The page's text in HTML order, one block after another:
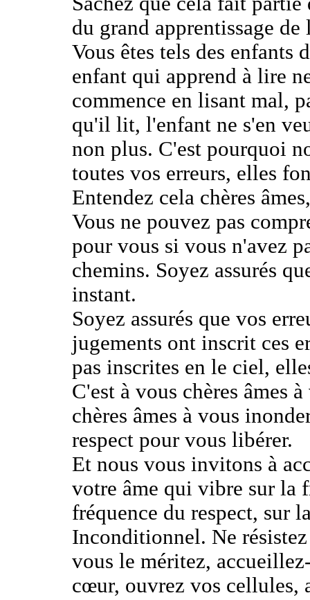
du grand apprentissage
Vous êtes tels des enfants
enfant qui apprend à lire
commence en lisant mal,
qu'il lit, l'enfant ne s'en
non plus. C'est pourquoi
toutes vos erreurs, elles
Entendez cela chères
Vous ne pouvez pas
pour vous si vous n'avez
chemins. Soyez assurés
instant.
Soyez assurés que vos
jugements ont inscrit ces
pas inscrites en le ciel,
C'est à vous chères âmes
chères âmes à vous
respect pour vous libérer.
Et nous vous invitons à
votre âme qui vibre sur la
fréquence du respect, sur
Inconditionnel. Ne
vous le méritez,
cœur, ouvrez vos cellules,